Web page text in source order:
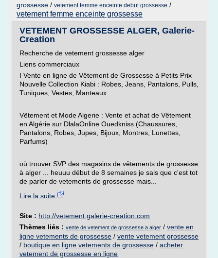
grossesse / vetement femme enceinte debut grossesse /
vetement femme enceinte grossesse
VETEMENT GROSSESSE ALGER, Galerie-
Creation
Recherche de vetement grossesse alger
Liens commerciaux
I Vente en ligne de Vêtement de Grossesse à Petits Prix
Nouvelle Collection Kiabi : Robes, Jeans, Pantalons, Pulls,
Tuniques, Vestes, Manteaux ...
Vêtement et Mode Algerie : Vente et achat de Vêtement
en Algérie sur DlalaOnline Ouedkniss (Chaussures,
Pantalons, Robes, Jupes, Bijoux, Montres, Lunettes,
Parfums)
où trouver SVP des magasins de vêtements de grossesse
à alger ... heuuu début de 8 semaines je sais que c'est tot
de parler de vetements de grossesse mais...
Lire la suite
Site : http://vetement.galerie-creation.com
Thèmes liés : vente de vetement de grossesse a alger / vente en
ligne vetements de grossesse / vente vetement grossesse
/ boutique en ligne vetements de grossesse / acheter
vetement de grossesse en ligne